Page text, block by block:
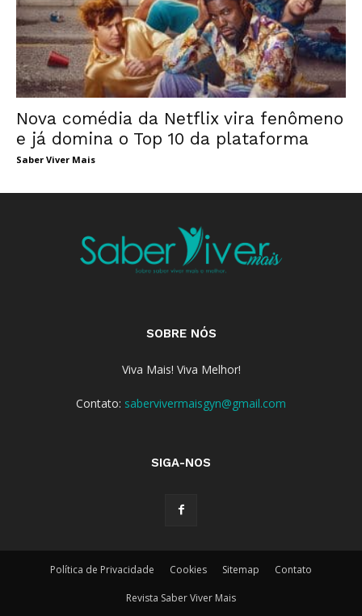
Nova comédia da Netflix vira fenômeno
e já domina o Top 10 da plataforma
Saber Viver Mais
SOBRE NÓS
Viva Mais! Viva Melhor!
Contato: sabervivermaisgyn@gmail.com
SIGA-NOS
Política de Privacidade Cookies Sitemap Contato
Revista Saber Viver Mais